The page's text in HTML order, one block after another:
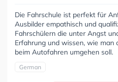
Die Fahrschule ist perfekt für
Ausbilder empathisch und
Fahrschülern die unter Angst
Erfahrung und wissen, wie
beim Autofahren umgehen soll.
German